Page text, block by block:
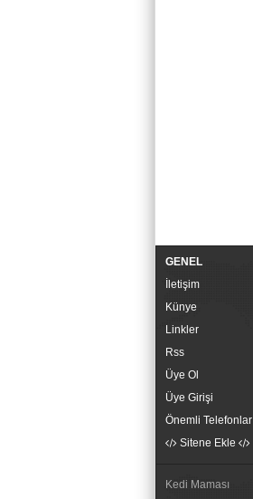
GENEL
İletişim
Künye
Linkler
Rss
Üye Ol
Üye Girişi
Önemli Telefonlar
Sitene Ekle
Kedi Maması